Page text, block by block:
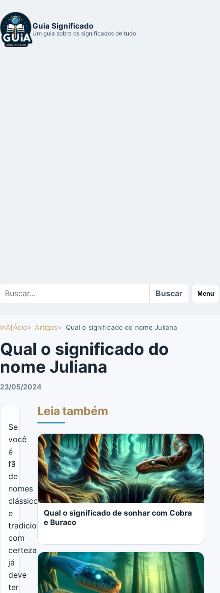
Guia Significado
Um guia sobre os significados de tudo
Buscar
Buscar Menu
InÃƒÂ­cio Artigos Qual o significado do nome Juliana
Qual o significado do
nome Juliana
23/05/2024
Se
você
é
fã
de
nomes
clássicos
e
tradicionais,
com
certeza
já
deve
ter
Leia também
Qual o significado de sonhar com Cobra
e Buraco